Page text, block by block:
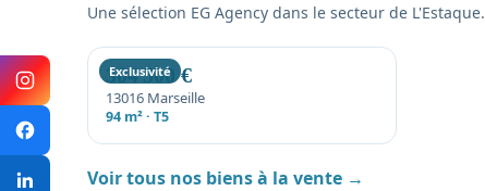
Une sélection EG Agency dans le secteur de L'Estaque.
Exclusivité
304 500 €
13016 Marseille
94 m² · T5
Voir tous nos biens à la vente →